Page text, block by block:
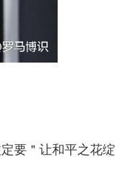
要＂让和平之花绽